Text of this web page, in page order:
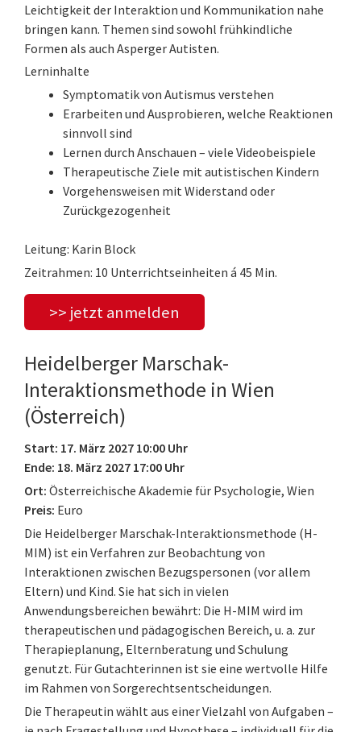
Leichtigkeit der Interaktion und Kommunikation nahe
bringen kann. Themen sind sowohl frühkindliche
Formen als auch Asperger Autisten.
Lerninhalte
Symptomatik von Autismus verstehen
Erarbeiten und Ausprobieren, welche Reaktionen
sinnvoll sind
Lernen durch Anschauen – viele Videobeispiele
Therapeutische Ziele mit autistischen Kindern
Vorgehensweisen mit Widerstand oder
Zurückgezogenheit
Leitung: Karin Block
Zeitrahmen: 10 Unterrichtseinheiten á 45 Min.
>> jetzt anmelden
Heidelberger Marschak-
Interaktionsmethode in Wien
(Österreich)
Start: 17. März 2027 10:00 Uhr
Ende: 18. März 2027 17:00 Uhr
Ort: Österreichische Akademie für Psychologie, Wien
Preis: Euro
Die Heidelberger Marschak-Interaktionsmethode (H-
MIM) ist ein Verfahren zur Beobachtung von
Interaktionen zwischen Bezugspersonen (vor allem
Eltern) und Kind. Sie hat sich in vielen
Anwendungsbereichen bewährt: Die H-MIM wird im
therapeutischen und pädagogischen Bereich, u. a. zur
Therapieplanung, Elternberatung und Schulung
genutzt. Für Gutachterinnen ist sie eine wertvolle Hilfe
im Rahmen von Sorgerechtsentscheidungen.
Die Therapeutin wählt aus einer Vielzahl von Aufgaben –